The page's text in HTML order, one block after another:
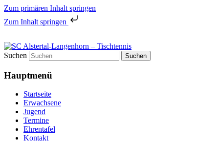
Zum primären Inhalt springen
Zum Inhalt springen
SC Alstertal-Langenhorn –
Tischtennis
Tischtennis in Hamburgs Norden
Suchen
Hauptmenü
Startseite
Erwachsene
Jugend
Termine
Ehrentafel
Kontakt